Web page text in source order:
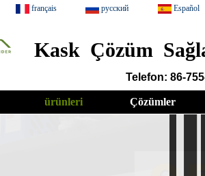
français русский Español
Kask Çözüm
Telefon: 86-
ürünleri Çözümler